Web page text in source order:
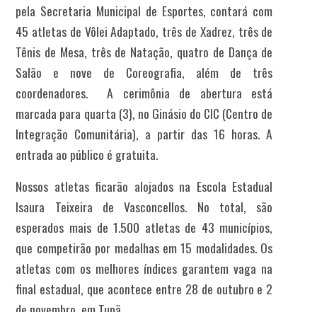
pela Secretaria Municipal de Esportes, contará com
45 atletas de Vôlei Adaptado, três de Xadrez, três de
Tênis de Mesa, três de Natação, quatro de Dança de
Salão e nove de Coreografia, além de três
coordenadores.A cerimônia de abertura está
marcada para quarta (3), no Ginásio do CIC (Centro de
Integração Comunitária), a partir das 16 horas. A
entrada ao público é gratuita.
Nossos atletas ficarão alojados na Escola Estadual
Isaura Teixeira de Vasconcellos. No total, são
esperados mais de 1.500 atletas de 43 municípios,
que competirão por medalhas em 15 modalidades. Os
atletas com os melhores índices garantem vaga na
final estadual, que acontece entre 28 de outubro e 2